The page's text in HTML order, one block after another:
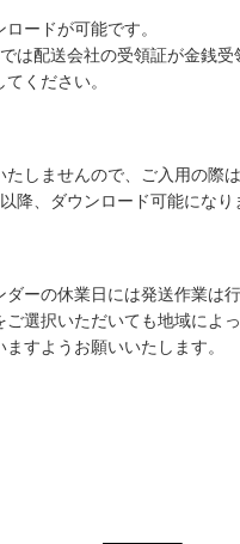
ードが可能です。
は配送会社の受領証が金銭
ください。
たしませんので、ご入用の際
降、ダウンロード可能になり
ダーの休業日には発送作業は
選択いただいても地域によ
すようお願いいたします。